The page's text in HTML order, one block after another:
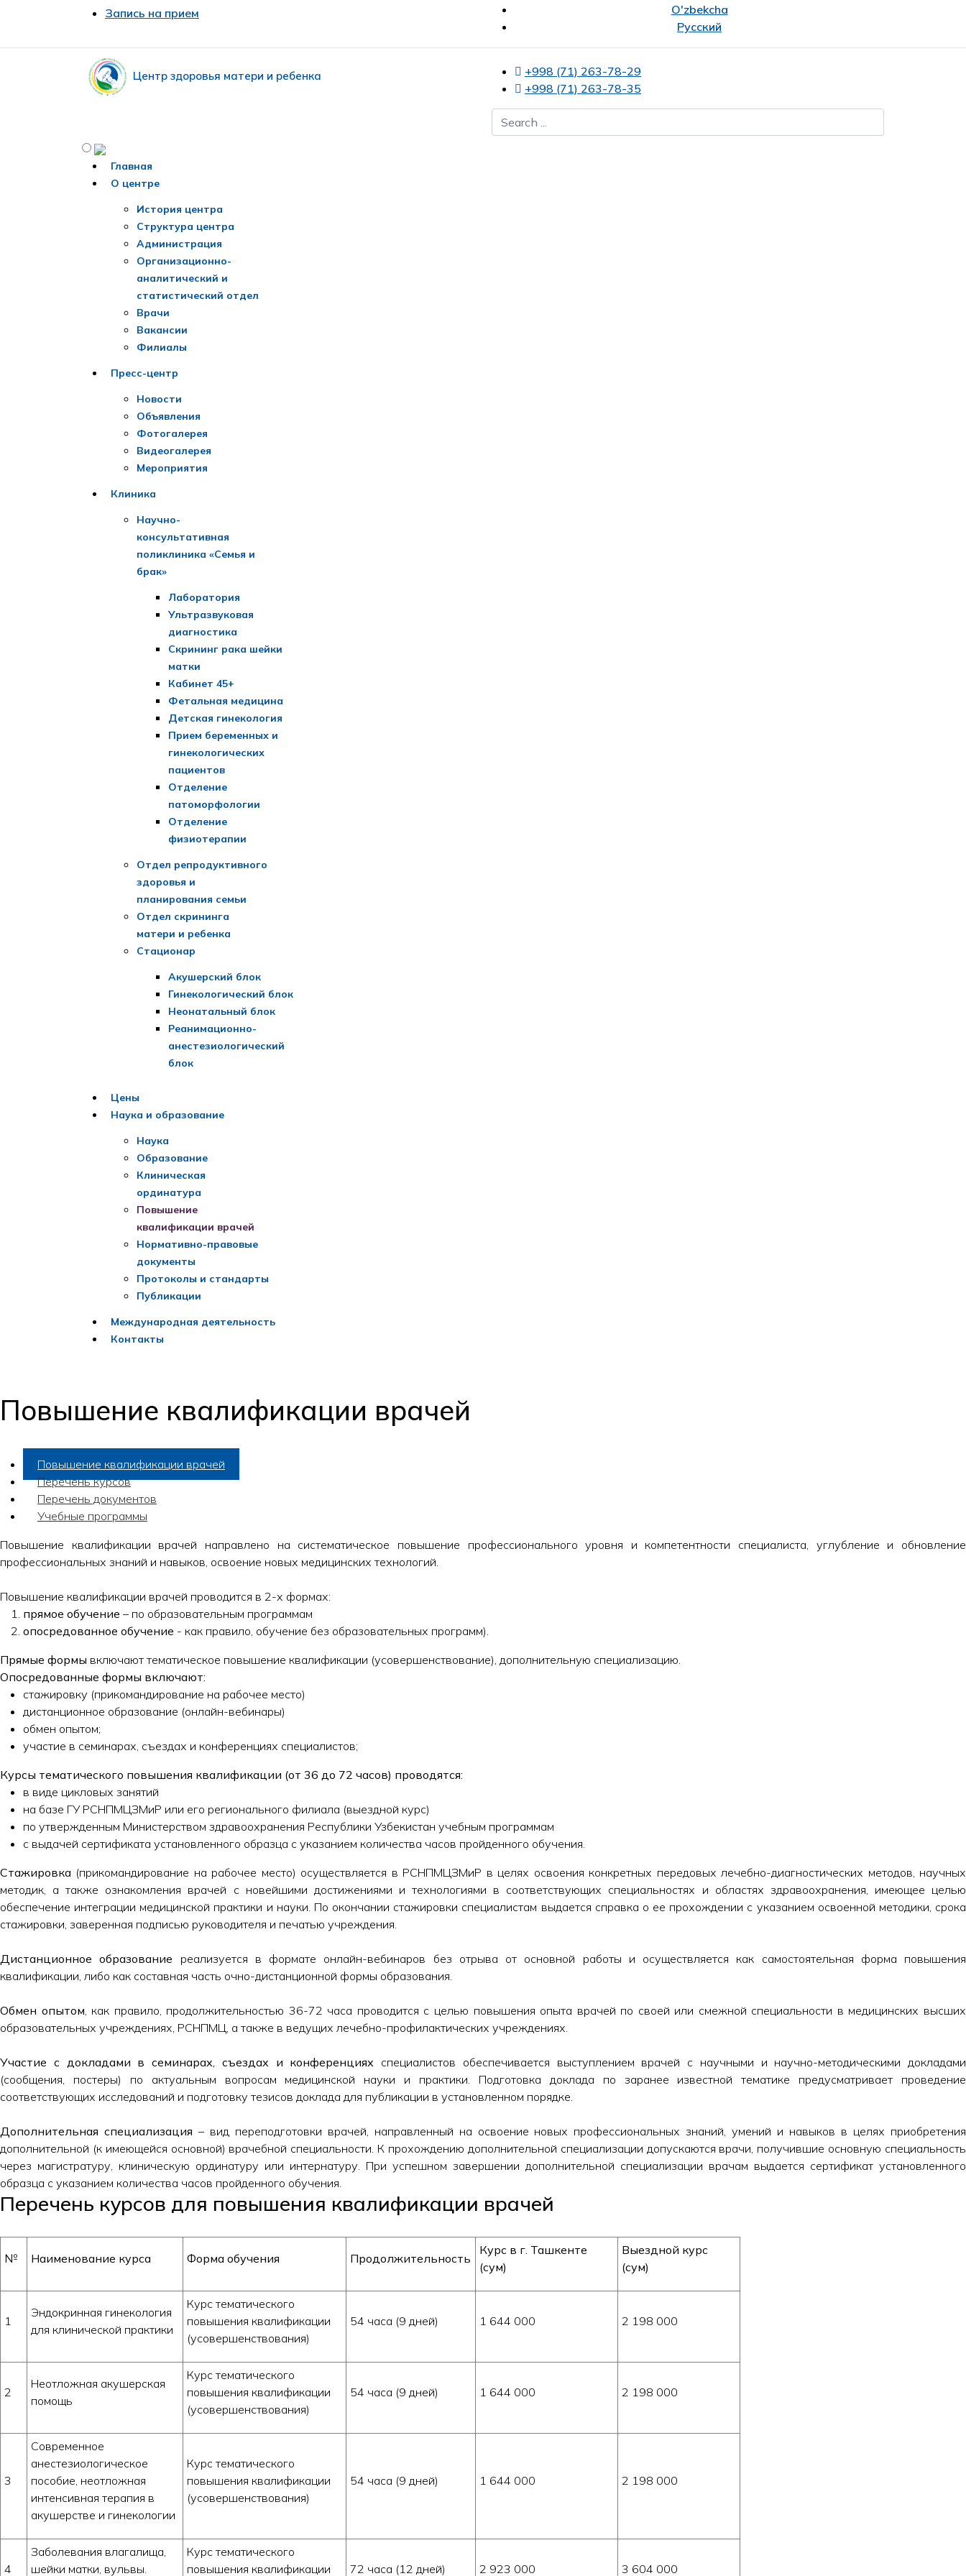
Запись на прием
O'zbekcha
Русский
Центр здоровья матери и ребенка
+998 (71) 263-78-29
+998 (71) 263-78-35
Главная
О центре
История центра
Структура центра
Администрация
Организационно-
аналитический и
статистический отдел
Врачи
Вакансии
Филиалы
Пресс-центр
Новости
Объявления
Фотогалерея
Видеогалерея
Мероприятия
Клиника
Научно-
консультативная
поликлиника «Семья и
брак»
Лаборатория
Ультразвуковая
диагностика
Скрининг рака шейки
матки
Кабинет 45+
Фетальная медицина
Детская гинекология
Прием беременных и
гинекологических
пациентов
Отделение
патоморфологии
Отделение
физиотерапии
Отдел репродуктивного
здоровья и
планирования семьи
Отдел скрининга
матери и ребенка
Стационар
Акушерский блок
Гинекологический блок
Неонатальный блок
Реанимационно-
анестезиологический
блок
Цены
Наука и образование
Наука
Образование
Клиническая
ординатура
Повышение
квалификации врачей
Нормативно-правовые
документы
Протоколы и стандарты
Публикации
Международная деятельность
Контакты
Повышение квалификации врачей
Повышение квалификации врачей
Перечень курсов
Перечень документов
Учебные программы
Повышение квалификации врачей направлено на систематическое повышение профессионального уровня и компетентности специалиста, углубление и обновление
профессиональных знаний и навыков, освоение новых медицинских технологий.
Повышение квалификации врачей проводится в 2-х формах:
прямое обучение – по образовательным программам
опосредованное обучение - как правило, обучение без образовательных программ).
Прямые формы включают тематическое повышение квалификации (усовершенствование), дополнительную специализацию.
Опосредованные формы включают:
стажировку (прикомандирование на рабочее место)
дистанционное образование (онлайн-вебинары)
обмен опытом;
участие в семинарах, съездах и конференциях специалистов;
Курсы тематического повышения квалификации (от 36 до 72 часов) проводятся:
в виде цикловых занятий
на базе ГУ РСНПМЦЗМиР или его регионального филиала (выездной курс)
по утвержденным Министерством здравоохранения Республики Узбекистан учебным программам
с выдачей сертификата установленного образца с указанием количества часов пройденного обучения.
Стажировка (прикомандирование на рабочее место) осуществляется в РСНПМЦЗМиР в целях освоения конкретных передовых лечебно-диагностических методов, научных
методик, а также ознакомления врачей с новейшими достижениями и технологиями в соответствующих специальностях и областях здравоохранения, имеющее целью
обеспечение интеграции медицинской практики и науки. По окончании стажировки специалистам выдается справка о ее прохождении с указанием освоенной методики, срока
стажировки, заверенная подписью руководителя и печатью учреждения.
Дистанционное образование реализуется в формате онлайн-вебинаров без отрыва от основной работы и осуществляется как самостоятельная форма повышения
квалификации, либо как составная часть очно-дистанционной формы образования.
Обмен опытом, как правило, продолжительностью 36-72 часа проводится с целью повышения опыта врачей по своей или смежной специальности в медицинских высших
образовательных учреждениях, РСНПМЦ, а также в ведущих лечебно-профилактических учреждениях.
Участие с докладами в семинарах, съездах и конференциях специалистов обеспечивается выступлением врачей с научными и научно-методическими докладами
(сообщения, постеры) по актуальным вопросам медицинской науки и практики. Подготовка доклада по заранее известной тематике предусматривает проведение
соответствующих исследований и подготовку тезисов доклада для публикации в установленном порядке.
Дополнительная специализация – вид переподготовки врачей, направленный на освоение новых профессиональных знаний, умений и навыков в целях приобретения
дополнительной (к имеющейся основной) врачебной специальности. К прохождению дополнительной специализации допускаются врачи, получившие основную специальность
через магистратуру, клиническую ординатуру или интернатуру. При успешном завершении дополнительной специализации врачам выдается сертификат установленного
образца с указанием количества часов пройденного обучения.
Перечень курсов для повышения квалификации врачей
№ Наименование курса Форма обучения Продолжительность
Курс в г. Ташкенте
(сум)
Выездной курс
(сум)
1
Эндокринная гинекология
для клинической практики
Курс тематического
повышения квалификации
(усовершенствования)
54 часа (9 дней) 1 644 000 2 198 000
2
Неотложная акушерская
помощь
Курс тематического
повышения квалификации
(усовершенствования)
54 часа (9 дней) 1 644 000 2 198 000
3
Современное
анестезиологическое
пособие, неотложная
интенсивная терапия в
акушерстве и гинекологии
Курс тематического
повышения квалификации
(усовершенствования)
54 часа (9 дней) 1 644 000 2 198 000
4
Заболевания влагалища,
шейки матки, вульвы.
Курс тематического
повышения квалификации
72 часа (12 дней) 2 923 000 3 604 000